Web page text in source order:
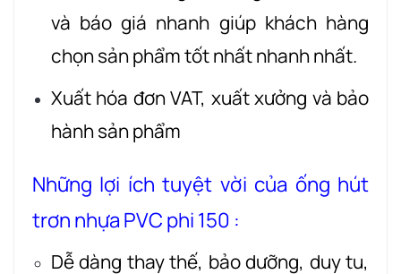
và báo giá nhanh giúp khách hàng
chọn sản phẩm tốt nhất nhanh nhất.
Xuất hóa đơn VAT, xuất xưởng và bảo
hành sản phẩm
Những lợi ích tuyệt vời của ống hút
trơn nhựa PVC phi 150 :
Dễ dàng thay thế, bảo dưỡng, duy tu,